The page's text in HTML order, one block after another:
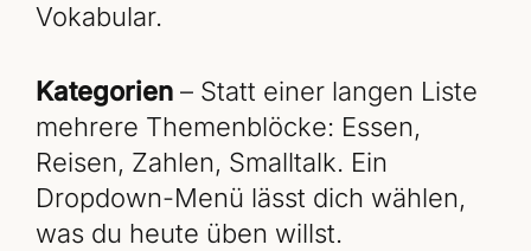
Vokabular.
Kategorien – Statt einer langen Liste
mehrere Themenblöcke: Essen,
Reisen, Zahlen, Smalltalk. Ein
Dropdown-Menü lässt dich wählen,
was du heute üben willst.